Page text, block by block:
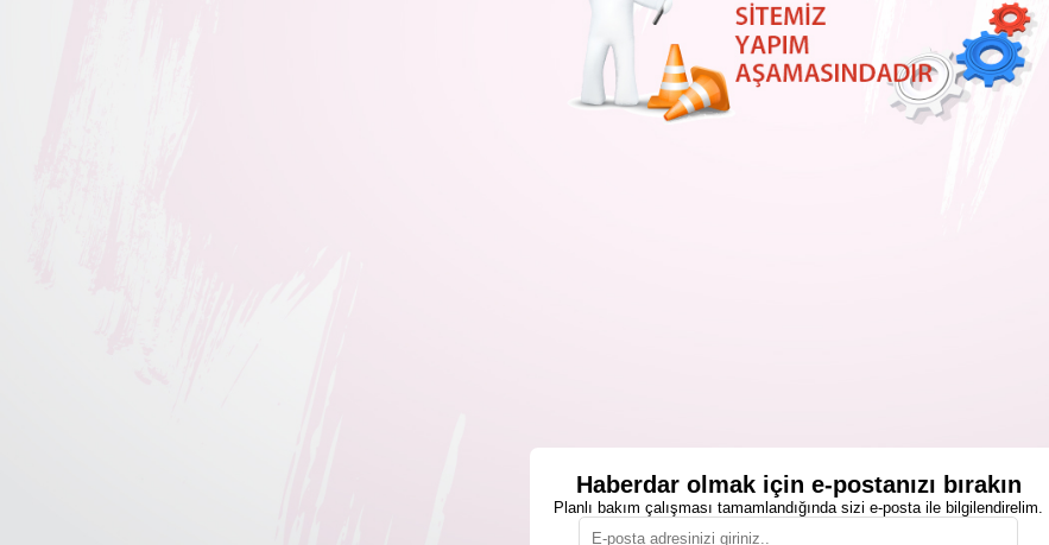
Haberdar olmak için e-postanızı bırakın
Planlı bakım çalışması tamamlandığında sizi e-posta ile bilgilendirelim.